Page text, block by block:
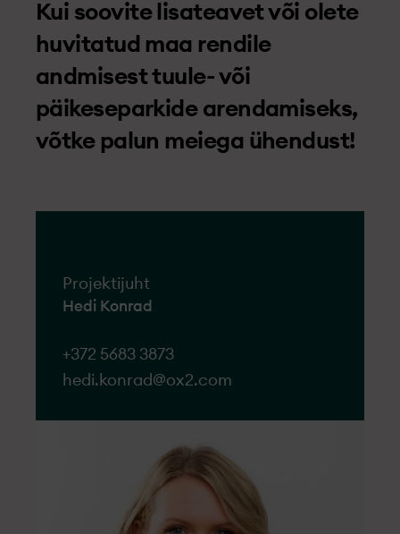
Kui soovite lisateavet või olete
huvitatud maa rendile
andmisest tuule- või
päikeseparkide arendamiseks,
võtke palun meiega ühendust!
Projektijuht
Hedi Konrad
+372 5683 3873
hedi.konrad@ox2.com